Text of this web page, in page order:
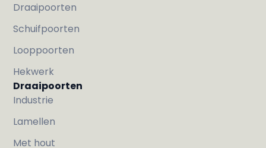
Draaipoorten
Schuifpoorten
Looppoorten
Hekwerk
Draaipoorten
Industrie
Lamellen
Met hout